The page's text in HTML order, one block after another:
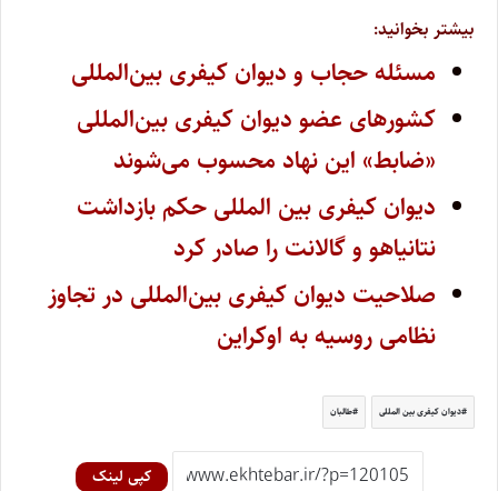
بیشتر بخوانید:
مسئله حجاب و دیوان کیفری بین‌المللی
کشورهای عضو دیوان کیفری بین‌المللی
«ضابط» این نهاد محسوب می‌شوند
دیوان کیفری بین المللی حکم بازداشت
نتانیاهو و گالانت را صادر کرد
صلاحیت دیوان کیفری بین‌المللی در تجاوز
نظامی روسیه به اوکراین
دیوان کیفری بین المللی طالبان
کپی لینک